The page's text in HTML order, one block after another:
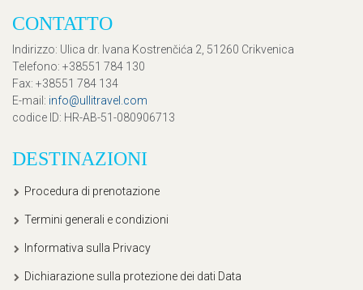
CONTATTO
Indirizzo: Ulica dr. Ivana Kostrenčića 2, 51260 Crikvenica
Telefono: +38551 784 130
Fax: +38551 784 134
E-mail : info@ullitravel.com
codice ID: HR-AB-51-080906713
DESTINAZIONI
Procedura di prenotazione
Termini generali e condizioni
Informativa sulla Privacy
Dichiarazione sulla protezione dei dati Data